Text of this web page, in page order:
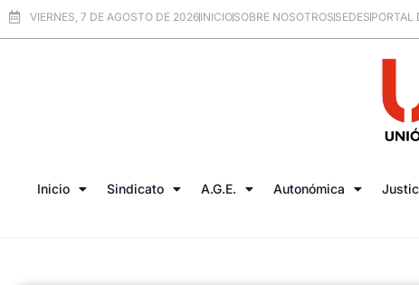
VIERNES, 7 DE AGOSTO DE 2026INICIOSOBRE NOSOTROSSEDESPORTAL
Inicio Sindicato A.G.E. Autonómica